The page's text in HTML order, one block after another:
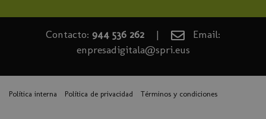
Contacto: 944 536 262 |
Email:
enpresadigitala@spri.eus
Política interna Política de privacidad Términos y condiciones